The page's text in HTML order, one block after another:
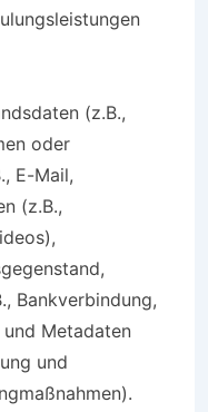
(z.B.,
oder
E-Mail,
(z.B.,
Bankverbindung,
Metadaten
und